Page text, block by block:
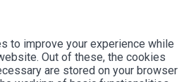
to improve your experience while
Out of these, the cookies
are stored on your browser